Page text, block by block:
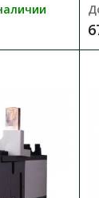
асинхронных